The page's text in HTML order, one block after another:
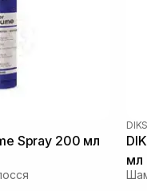
Spray 200 мл
мл